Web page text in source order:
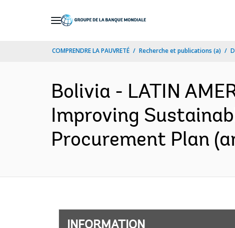
COMPRENDRE LA PAUVRETÉ Recherche et publications (a)
Bolivia - LATIN
Improving
Procurement Plan
INFORMATION